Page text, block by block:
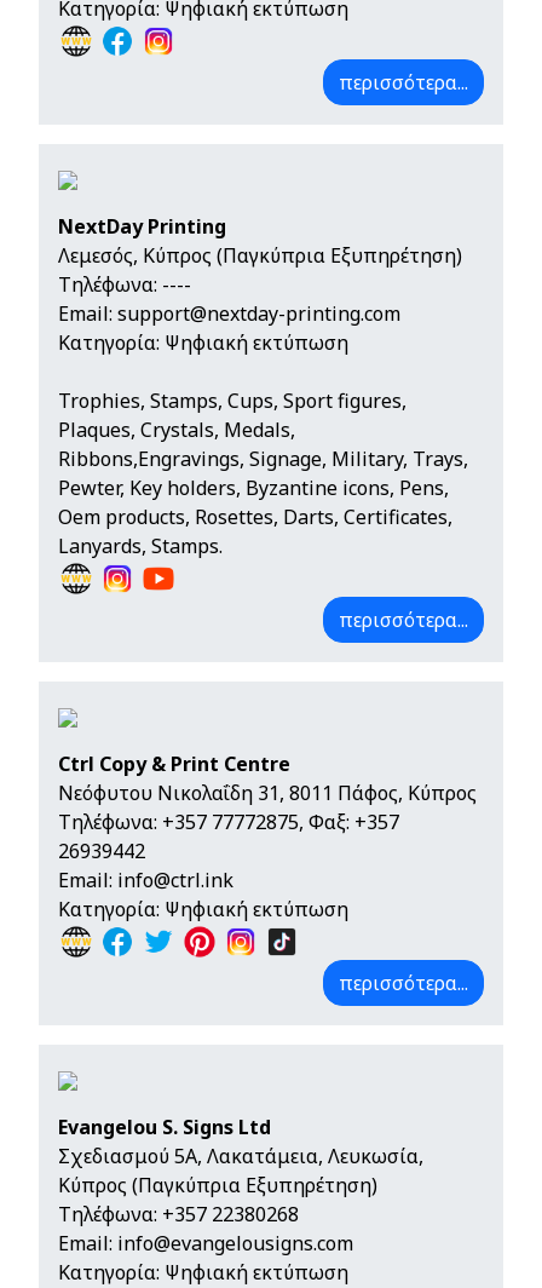
Κατηγορία: Ψηφιακή εκτύπωση
περισσότερα...
NextDay Printing
Λεμεσός, Κύπρος (Παγκύπρια Εξυπηρέτηση)
Τηλέφωνα: ----
Email: support@nextday-printing.com
Κατηγορία: Ψηφιακή εκτύπωση
Trophies, Stamps, Cups, Sport figures,
Plaques, Crystals, Medals,
Ribbons,Engravings, Signage, Military, Trays,
Pewter, Key holders, Byzantine icons, Pens,
Oem products, Rosettes, Darts, Certificates,
Lanyards, Stamps.
περισσότερα...
Ctrl Copy & Print Centre
Νεόφυτου Νικολαΐδη 31, 8011 Πάφος, Κύπρος
Τηλέφωνα: +357 77772875, Φαξ: +357
26939442
Email: info@ctrl.ink
Κατηγορία: Ψηφιακή εκτύπωση
περισσότερα...
Evangelou S. Signs Ltd
Σχεδιασμού 5Α, Λακατάμεια, Λευκωσία,
Κύπρος (Παγκύπρια Εξυπηρέτηση)
Τηλέφωνα: +357 22380268
Email: info@evangelousigns.com
Κατηγορία: Ψηφιακή εκτύπωση